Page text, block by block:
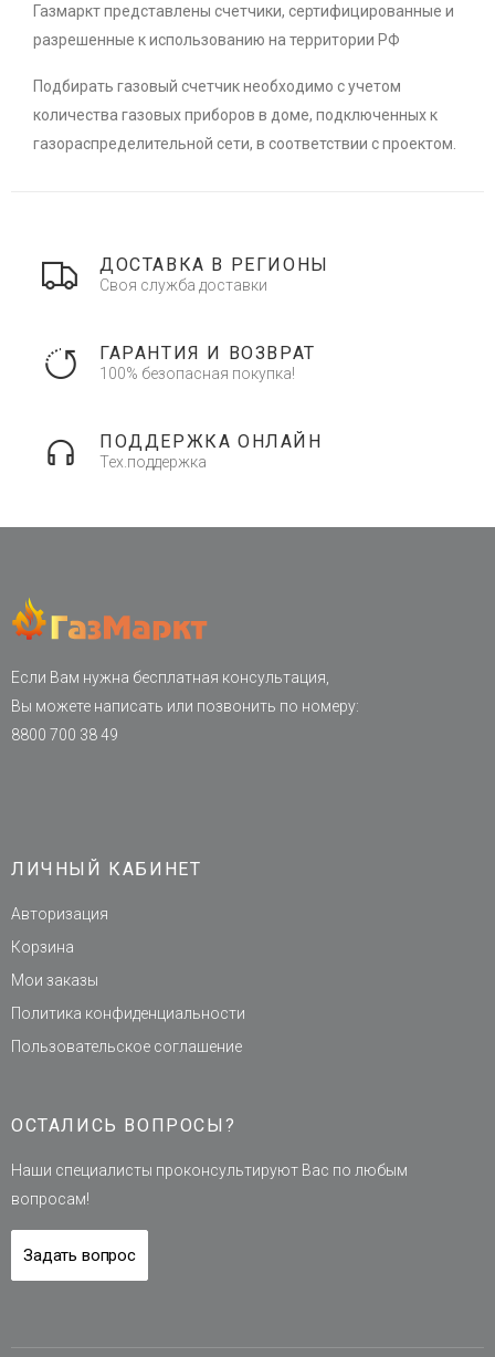
Газмаркт представлены счетчики, сертифицированные и
разрешенные к использованию на территории РФ
Подбирать газовый счетчик необходимо с учетом
количества газовых приборов в доме, подключенных к
газораспределительной сети, в соответствии с проектом.
ДОСТАВКА В РЕГИОНЫ
Своя служба доставки
ГАРАНТИЯ И ВОЗВРАТ
100% безопасная покупка!
ПОДДЕРЖКА ОНЛАЙН
Тех.поддержка
Если Вам нужна бесплатная консультация,
Вы можете написать или позвонить по номеру:
8800 700 38 49
ЛИЧНЫЙ КАБИНЕТ
Авторизация
Корзина
Мои заказы
Политика конфиденциальности
Пользовательское соглашение
ОСТАЛИСЬ ВОПРОСЫ?
Наши специалисты проконсультируют Вас по любым
вопросам!
Задать вопрос